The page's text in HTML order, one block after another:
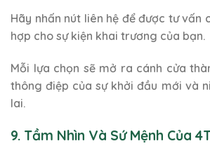
Hãy nhấn nút liên hệ để được tư vấn
hợp cho sự kiện khai trương của bạn.
Mỗi lựa chọn sẽ mở ra cánh cửa
thông điệp của sự khởi đầu mới và
lai.
9. Tầm Nhìn Và Sứ Mệnh Của